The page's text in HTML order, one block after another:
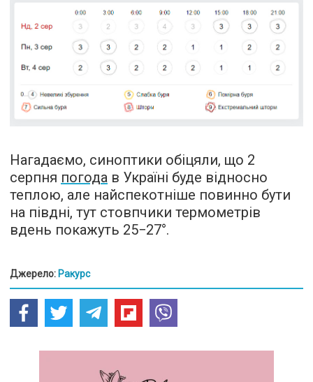
Нагадаємо, синоптики обіцяли, що 2
серпня погода в Україні буде відносно
теплою, але найспекотніше повинно бути
на півдні, тут стовпчики термометрів
вдень покажуть 25−27°.
Джерело: Ракурс